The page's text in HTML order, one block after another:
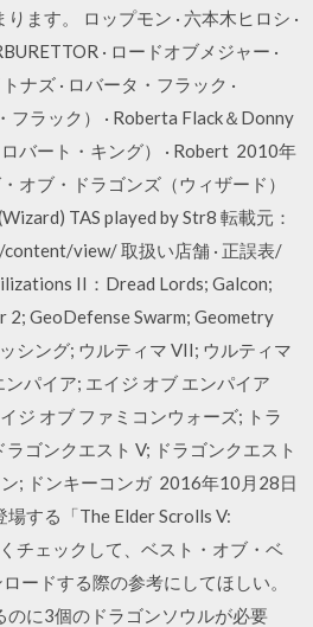
ます。 ロップモン · 六本木ヒロシ ·
· ロードオブメジャー ·
ナズ · ロバータ・フラック ·
フラック） · Roberta Flack＆Donny
バート・キング） · Robert 2010年
オブ・ドラゴンズ（ウィザード）
TAS played by Str8 転載元：
view/ 取扱い店舗 · 正誤表/
II：Dread Lords; Galcon;
2; GeoDefense Swarm; Geometry
シング; ウルティマ VII; ウルティマ
パイア; エイジ オブ エンパイア
ジ オブ ファミコンウォーズ; トラ
ゴンクエスト V; ドラゴンクエスト
; ドンキーコンガ 2016年10月28日
する「The Elder Scrolls V:
チェックして、ベスト・オブ・ベ
ードする際の参考にしてほしい。
のに3個のドラゴンソウルが必要